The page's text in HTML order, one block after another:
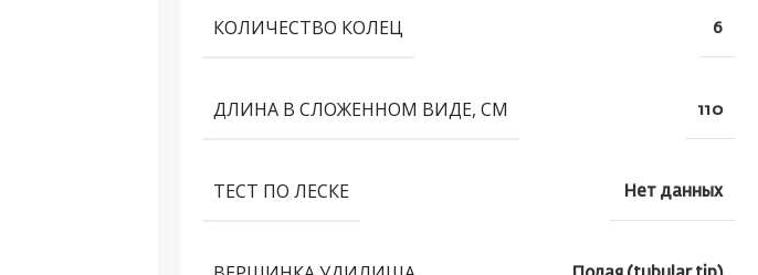
КОЛИЧЕСТВО КОЛЕЦ 6
ДЛИНА В СЛОЖЕННОМ ВИДЕ, СМ 110
ТЕСТ ПО ЛЕСКЕ Нет данных